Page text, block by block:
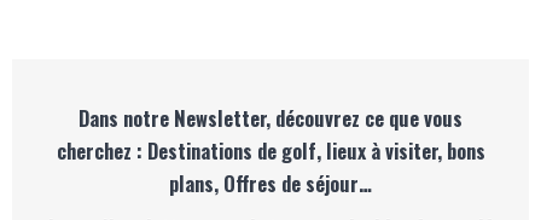
Dans notre Newsletter, découvrez ce que vous
cherchez : Destinations de golf, lieux à visiter, bons
plans, Offres de séjour…